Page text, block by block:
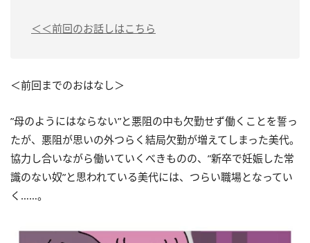
＜＜前回のお話しはこちら
＜前回までのおはなし＞
”母のようにはならない”と悪阻の中も欠勤せず働くことを誓っ
たが、悪阻が思いの外つらく結局欠勤が増えてしまった美代。
協力し合いながら働いていくべきものの、”新卒で妊娠した常
識のない奴”と思われている美代には、つらい職場となってい
く……。